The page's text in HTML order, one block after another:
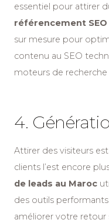
essentiel pour attirer
référencement SEO
sur mesure pour
contenu au SEO
moteurs de
4.
Attirer des visiteurs
clients l’est encore
de leads au Maroc
des outils
améliorer votre retour